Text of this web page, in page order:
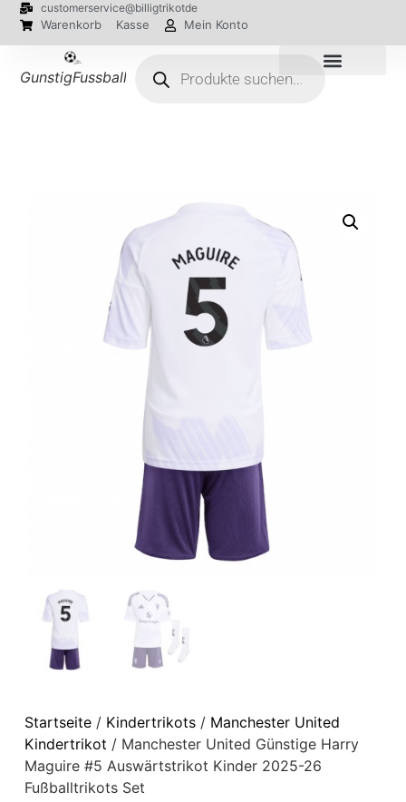
customerservice@billigtrikotde
Warenkorb Kasse Mein Konto
GunstigFussballTrikot
Startseite/ Kindertrikots/ Manchester United
Kindertrikot / Manchester United Günstige Harry
Maguire #5 Auswärtstrikot Kinder 2025-26
Fußballtrikots Set